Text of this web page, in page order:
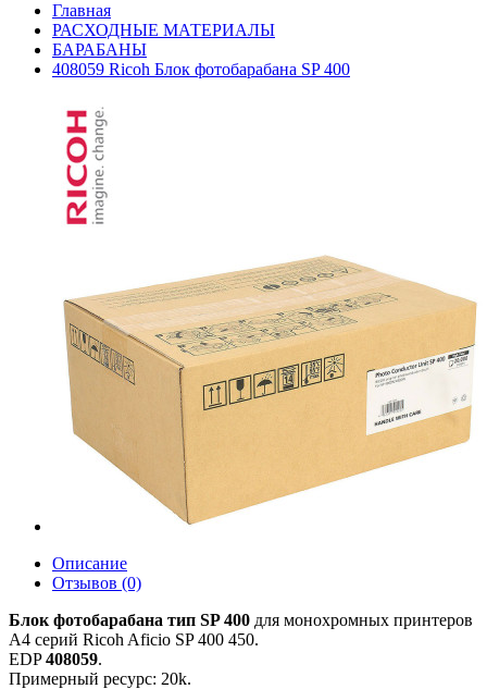
Главная
РАСХОДНЫЕ МАТЕРИАЛЫ
БАРАБАНЫ
408059 Ricoh Блок фотобарабана SP 400
Описание
Отзывов (0)
Блок фотобарабана тип SP 400 для монохромных принтеров
A4 серий Ricoh Aficio SP 400 450.
EDP408059.
Примерный ресурс: 20k.